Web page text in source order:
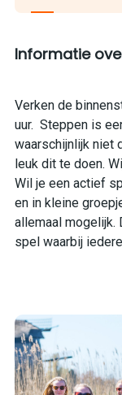
Informatie
Verken de
uur. Steppen is
waarschijnlijk niet
leuk dit te doen.
Wil je een actief
en in kleine
allemaal mogelijk.
spel waarbij